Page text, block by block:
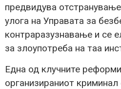
предвидува
улога на Управата за
контраразузнавање и се
за злоупотреба на таа
Една од клучните
организираниот